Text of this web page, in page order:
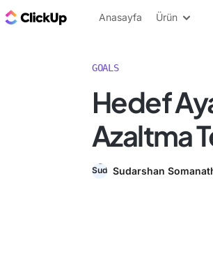
ClickUp Blog
Anasayfa Ürün
GOALS
Hedef
Azaltma
Sudarshan